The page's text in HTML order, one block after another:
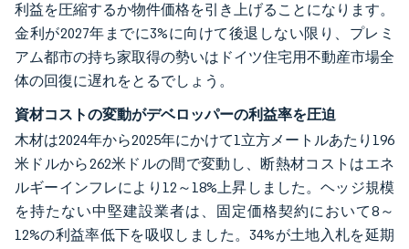
利益を圧縮するか物件価格を引き上げることになります。
金利が2027年までに3%に向けて後退しない限り、プレミ
アム都市の持ち家取得の勢いはドイツ住宅用不動産市場全
体の回復に遅れをとるでしょう。
資材コストの変動がデベロッパーの利益率を圧迫
木材は2024年から2025年にかけて1立方メートルあたり196
米ドルから262米ドルの間で変動し、断熱材コストはエネ
ルギーインフレにより12～18%上昇しました。ヘッジ規模
を持たない中堅建設業者は、固定価格契約において8～
12%の利益率低下を吸収しました。34%が土地入札を延期